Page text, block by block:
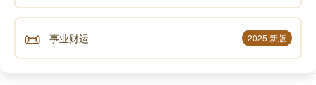
📜 事业财运 2025 新版